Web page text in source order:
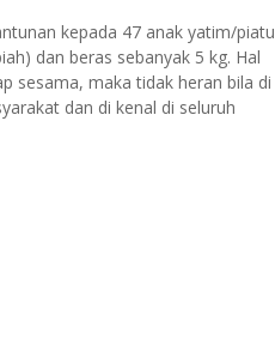
kepada 47 anak yatim/piatu
dan beras sebanyak 5 kg. Hal
sesama, maka tidak heran bila di
dan di kenal di seluruh